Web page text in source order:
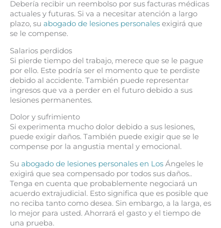
Debería recibir un reembolso por sus facturas médicas
actuales y futuras. Si va a necesitar atención a largo
plazo, su abogado de lesiones personales exigirá que
se le compense.
Salarios perdidos
Si pierde tiempo del trabajo, merece que se le pague
por ello. Este podría ser el momento que te perdiste
debido al accidente. También puede representar
ingresos que va a perder en el futuro debido a sus
lesiones permanentes.
Dolor y sufrimiento
Si experimenta mucho dolor debido a sus lesiones,
puede exigir daños. También puede exigir que se le
compense por la angustia mental y emocional.
Su abogado de lesiones personales en Los Ángeles le
exigirá que sea compensado por todos sus daños..
Tenga en cuenta que probablemente negociará un
acuerdo extrajudicial. Esto significa que es posible que
no reciba tanto como desea. Sin embargo, a la larga, es
lo mejor para usted. Ahorrará el gasto y el tiempo de
una prueba.